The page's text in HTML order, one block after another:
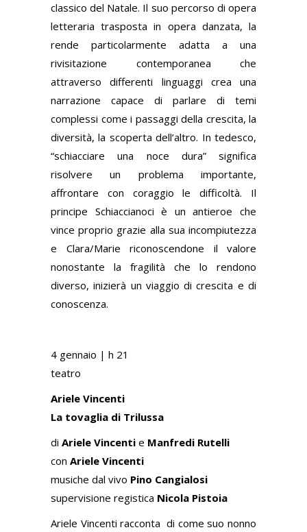
classico del Natale. Il suo percorso di opera
letteraria trasposta in opera danzata, la
rende particolarmente adatta a una
rivisitazione contemporanea che
attraverso differenti linguaggi crea una
narrazione capace di parlare di temi
complessi come i passaggi della crescita, la
diversità, la scoperta dell’altro. In tedesco,
“schiacciare una noce dura” significa
risolvere un problema importante,
affrontare con coraggio le difficoltà. Il
principe Schiaccianoci è un antieroe che
vince proprio grazie alla sua incompiutezza
e Clara/Marie riconoscendone il valore
nonostante la fragilità che lo rendono
diverso, inizierà un viaggio di crescita e di
conoscenza.
4 gennaio | h 21
teatro
Ariele Vincenti
La tovaglia di Trilussa
di Ariele Vincenti e Manfredi Rutelli
con Ariele Vincenti
musiche dal vivo Pino Cangialosi
supervisione registica Nicola Pistoia
Ariele Vincenti racconta di come suo nonno